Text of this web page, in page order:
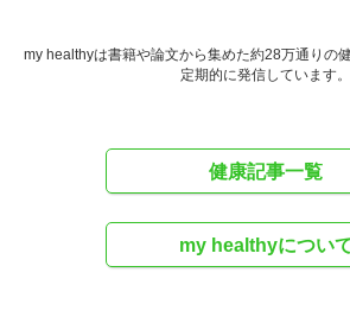
my healthyは書籍や論文から集めた約28万通りの
定期的に発信しています。
健康記事一覧
my healthyについ